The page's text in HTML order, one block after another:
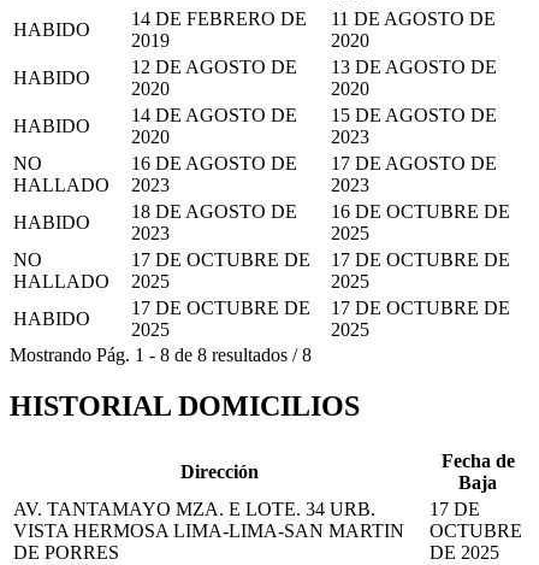
HABIDO
14 DE FEBRERO DE
2019
11 DE AGOSTO DE
2020
HABIDO
12 DE AGOSTO DE
2020
13 DE AGOSTO DE
2020
HABIDO
14 DE AGOSTO DE
2020
15 DE AGOSTO DE
2023
NO
HALLADO
16 DE AGOSTO DE
2023
17 DE AGOSTO DE
2023
HABIDO
18 DE AGOSTO DE
2023
16 DE OCTUBRE DE
2025
NO
HALLADO
17 DE OCTUBRE DE
2025
17 DE OCTUBRE DE
2025
HABIDO
17 DE OCTUBRE DE
2025
17 DE OCTUBRE DE
2025
Mostrando Pág. 1 - 8 de 8 resultados /8
HISTORIAL DOMICILIOS
Dirección
Fecha de
Baja
AV. TANTAMAYO MZA. E LOTE. 34 URB.
VISTA HERMOSA LIMA-LIMA-SAN MARTIN
DE PORRES
17 DE
OCTUBRE
DE 2025